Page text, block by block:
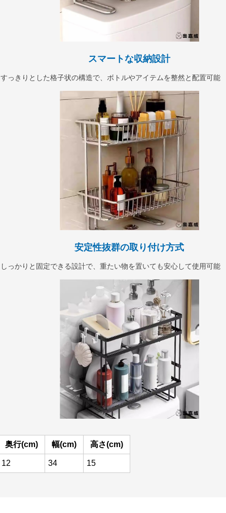
スマートな収納設計
すっきりとした格子状の構造で、ボトルやアイテムを整然と配置可能
安定性抜群の取り付け方式
しっかりと固定できる設計で、重たい物を置いても安心して使用可能
奥行(cm) 幅(cm) 高さ(cm)
12 34 15